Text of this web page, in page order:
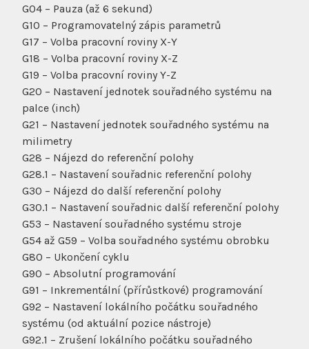
G04 – Pauza (až 6 sekund)
G10 – Programovatelný zápis parametrů
G17 – Volba pracovní roviny X-Y
G18 – Volba pracovní roviny X-Z
G19 – Volba pracovní roviny Y-Z
G20 – Nastavení jednotek souřadného systému na
palce (inch)
G21 – Nastavení jednotek souřadného systému na
milimetry
G28 – Nájezd do referenční polohy
G28.1 – Nastavení souřadnic referenční polohy
G30 – Nájezd do další referenční polohy
G30.1 – Nastavení souřadnic další referenční polohy
G53 – Nastavení souřadného systému stroje
G54 až G59 – Volba souřadného systému obrobku
G80 – Ukončení cyklu
G90 – Absolutní programování
G91 – Inkrementální (přírůstkové) programování
G92 – Nastavení lokálního počátku souřadného
systému (od aktuální pozice nástroje)
G92.1 – Zrušení lokálního počátku souřadného